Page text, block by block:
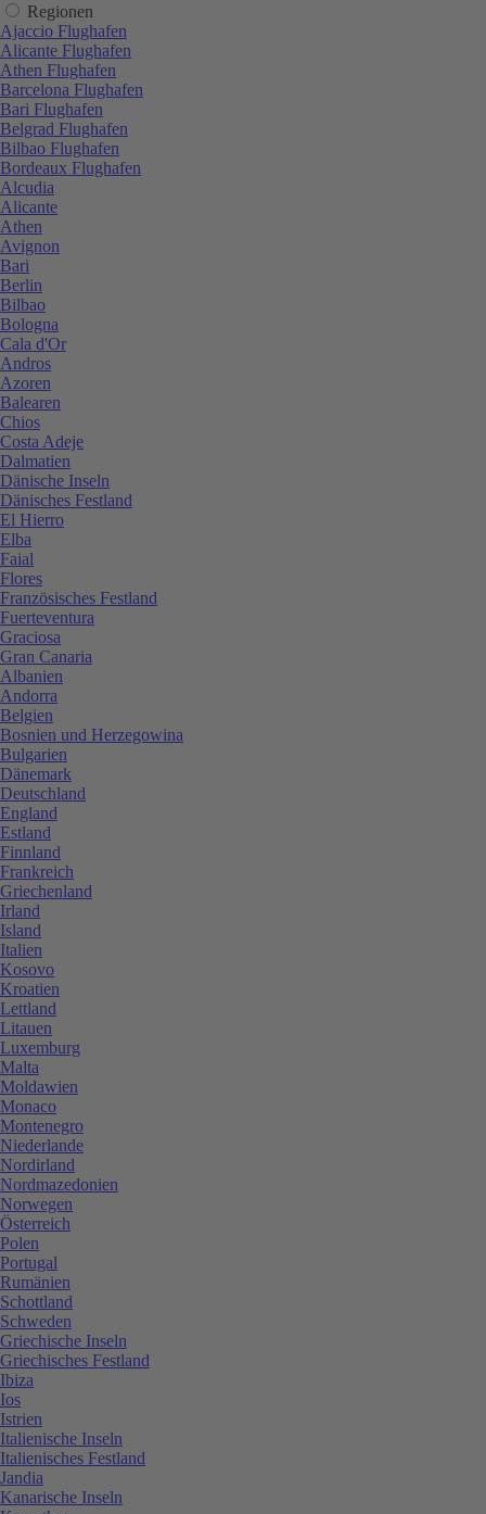
Regionen
Ajaccio Flughafen
Alicante Flughafen
Athen Flughafen
Barcelona Flughafen
Bari Flughafen
Belgrad Flughafen
Bilbao Flughafen
Bordeaux Flughafen
Alcudia
Alicante
Athen
Avignon
Bari
Berlin
Bilbao
Bologna
Cala d'Or
Andros
Azoren
Balearen
Chios
Costa Adeje
Dalmatien
Dänische Inseln
Dänisches Festland
El Hierro
Elba
Faial
Flores
Französisches Festland
Fuerteventura
Graciosa
Gran Canaria
Albanien
Andorra
Belgien
Bosnien und Herzegowina
Bulgarien
Dänemark
Deutschland
England
Estland
Finnland
Frankreich
Griechenland
Irland
Island
Italien
Kosovo
Kroatien
Lettland
Litauen
Luxemburg
Malta
Moldawien
Monaco
Montenegro
Niederlande
Nordirland
Nordmazedonien
Norwegen
Österreich
Polen
Portugal
Rumänien
Schottland
Schweden
Griechische Inseln
Griechisches Festland
Ibiza
Ios
Istrien
Italienische Inseln
Italienisches Festland
Jandia
Kanarische Inseln